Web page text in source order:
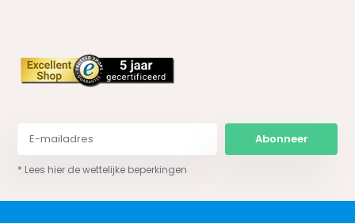
Abonneer
* Lees hier de wettelijke beperkingen